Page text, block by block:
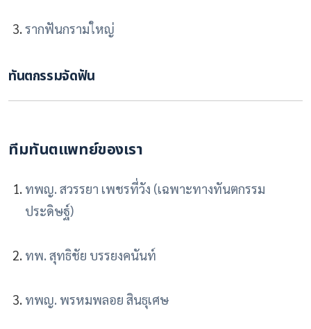
รากฟันกรามใหญ่
ทันตกรรมจัดฟัน
ทีมทันตแพทย์ของเรา
ทพญ. สวรรยา เพชรที่วัง (เฉพาะทางทันตกรรม
ประดิษฐ์)
ทพ. สุทธิชัย บรรยงคนันท์
ทพญ. พรหมพลอย สินธุเศษ